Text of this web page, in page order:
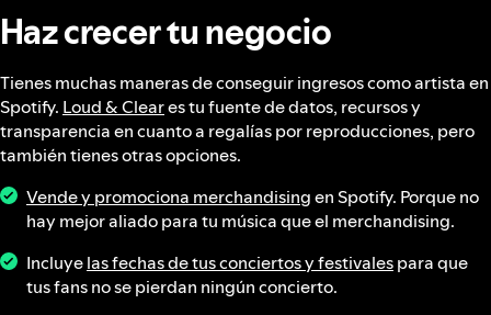
Haz crecer tu negocio
Tienes muchas maneras de conseguir ingresos como artista en
Spotify. Loud & Cleares tu fuente de datos, recursos y
transparencia en cuanto a regalías por reproducciones, pero
también tienes otras opciones.
Vende y promociona merchandisingen Spotify. Porque no
hay mejor aliado para tu música que el merchandising.
Incluyelas fechas de tus conciertos y festivalespara que
tus fans no se pierdan ningún concierto.